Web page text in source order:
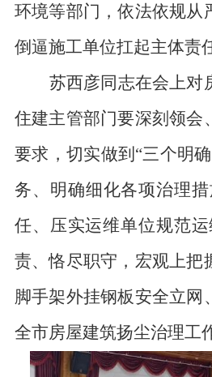
环境等部门，依法依规从
倒逼施工单位扛起主体责
苏西彦同志在会上对
住建主管部门要深刻领会
要求 ，切实做到 “三个明
务、明确细化各项治理
任、压实运维单位规范
责、恪尽职守，宏观上把
脚手架外挂钢板安全立
全市房屋建筑扬尘治理工